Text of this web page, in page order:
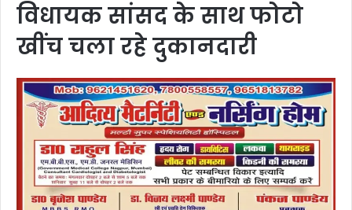
विधायक सांसद के साथ फोटो
खींच चला रहे दुकानदारी